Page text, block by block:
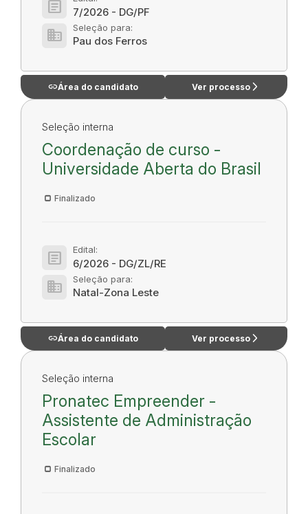
article 7/2026 - DG/PF
domain Seleção para:
Pau dos Ferros
linkÁrea do candidato Ver processo arrow_forward_ios
Seleção interna
Coordenação de curso -
Universidade Aberta do Brasil
Finalizado
article Edital:
6/2026 - DG/ZL/RE
domain Seleção para:
Natal-Zona Leste
linkÁrea do candidato Ver processo arrow_forward_ios
Seleção interna
Pronatec Empreender -
Assistente de Administração
Escolar
Finalizado